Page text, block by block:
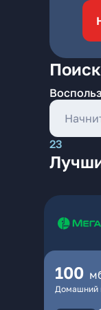
23
100
Домашний